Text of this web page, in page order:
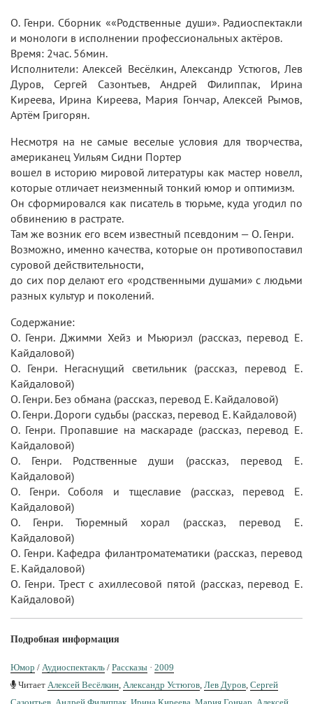
О. Генри. Сборник ««Родственные души». Радиоспектакли
и монологи в исполнении профессиональных актёров.
Время: 2час. 56мин.
Исполнители: Алексей Весёлкин, Александр Устюгов, Лев
Дуров, Сергей Сазонтьев, Андрей Филиппак, Ирина
Киреева, Ирина Киреева, Мария Гончар, Алексей Рымов,
Артём Григорян.
Несмотря на не самые веселые условия для творчества,
американец Уильям Сидни Портер
вошел в историю мировой литературы как мастер новелл,
которые отличает неизменный тонкий юмор и оптимизм.
Он сформировался как писатель в тюрьме, куда угодил по
обвинению в растрате.
Там же возник его всем известный псевдоним — О. Генри.
Возможно, именно качества, которые он противопоставил
суровой действительности,
до сих пор делают его «родственными душами» с людьми
разных культур и поколений.
Содержание:
О. Генри. Джимми Хейз и Мьюриэл (рассказ, перевод Е.
Кайдаловой)
О. Генри. Негаснущий светильник (рассказ, перевод Е.
Кайдаловой)
О. Генри. Без обмана (рассказ, перевод Е. Кайдаловой)
О. Генри. Дороги судьбы (рассказ, перевод Е. Кайдаловой)
О. Генри. Пропавшие на маскараде (рассказ, перевод Е.
Кайдаловой)
О. Генри. Родственные души (рассказ, перевод Е.
Кайдаловой)
О. Генри. Соболя и тщеславие (рассказ, перевод Е.
Кайдаловой)
О. Генри. Тюремный хорал (рассказ, перевод Е.
Кайдаловой)
О. Генри. Кафедра филантроматематики (рассказ, перевод
Е. Кайдаловой)
О. Генри. Трест с ахиллесовой пятой (рассказ, перевод Е.
Кайдаловой)
Подробная информация
Юмор / Аудиоспектакль / Рассказы · 2009
Читает Алексей Весёлкин, Александр Устюгов, Лев Дуров, Сергей